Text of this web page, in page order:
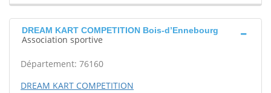
DREAM KART COMPETITION Bois-d’Ennebourg
Association sportive
Département: 76160
DREAM KART COMPETITION